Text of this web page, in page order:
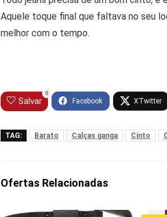
Aquele toque final que faltava no seu
melhor com o tempo.
Salvar
0
TAG: Barato Calças ganga Cinto
Ofertas Relacionadas